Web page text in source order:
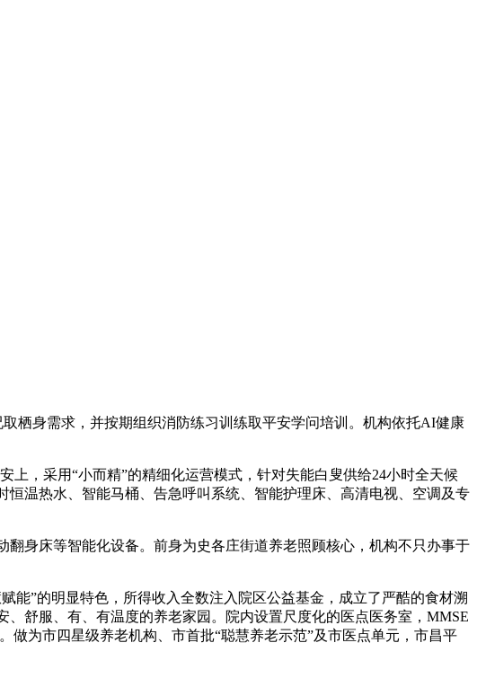
身需求，并按期组织消防练习训练取平安学问培训。机构依托AI健康
，采用“小而精”的精细化运营模式，针对失能白叟供给24小时全天候
温热水、智能马桶、告急呼叫系统、智能护理床、高清电视、空调及专
身床等智能化设备。前身为史各庄街道养老照顾核心，机构不只办事于
”的明显特色，所得收入全数注入院区公益基金，成立了严酷的食材溯
服、有、有温度的养老家园。院内设置尺度化的医点医务室，MMSE
为市四星级养老机构、市首批“聪慧养老示范”及市医点单元，市昌平